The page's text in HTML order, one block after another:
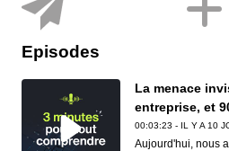
Episodes
La menace
entreprise, et
sont
00:03:23 - IL Y A 10
Aujourd'hui, nous